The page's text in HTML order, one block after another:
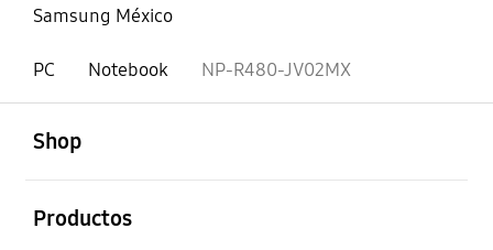
Samsung México
PC Notebook NP-R480-JV02MX
Shop
Productos